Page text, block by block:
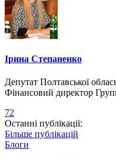
Ірина Степаненко
Депутат Полтавської
Фінансовий директор
72
Останні публікації:
Більше публікацій
Блоги